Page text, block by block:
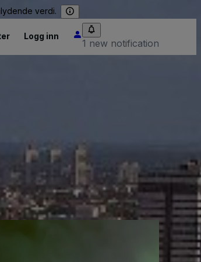
verdi.
Logg inn
1 new notification